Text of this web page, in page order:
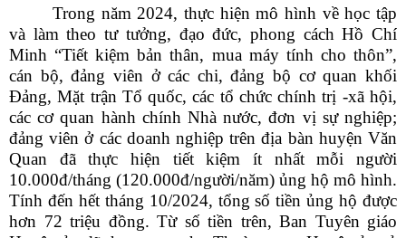
Trong năm 2024, thực hiện mô hình về học tập
và làm theo tư tưởng, đạo đức, phong cách Hồ Chí
Minh “Tiết kiệm bản thân, mua máy tính cho thôn”,
cán bộ, đảng viên ở các chi, đảng bộ cơ quan khối
Đảng, Mặt trận Tổ quốc, các tổ chức chính trị -xã hội,
các cơ quan hành chính Nhà nước, đơn vị sự nghiệp;
đảng viên ở các doanh nghiệp trên địa bàn huyện Văn
Quan đã thực hiện tiết kiệm ít nhất mỗi người
10.000đ/tháng (120.000đ/người/năm) ủng hộ mô hình.
Tính đến hết tháng 10/2024, tổng số tiền ủng hộ được
hơn 72 triệu đồng. Từ số tiền trên, Ban Tuyên giáo